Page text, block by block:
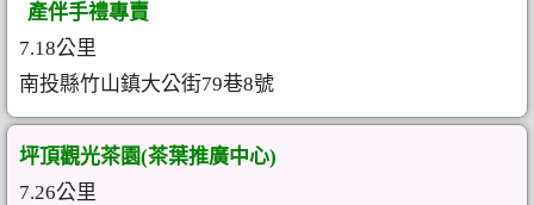
產伴手禮專賣
7.18公里
南投縣竹山鎮大公街79巷8號
坪頂觀光茶園(茶葉推廣中心)
7.26公里